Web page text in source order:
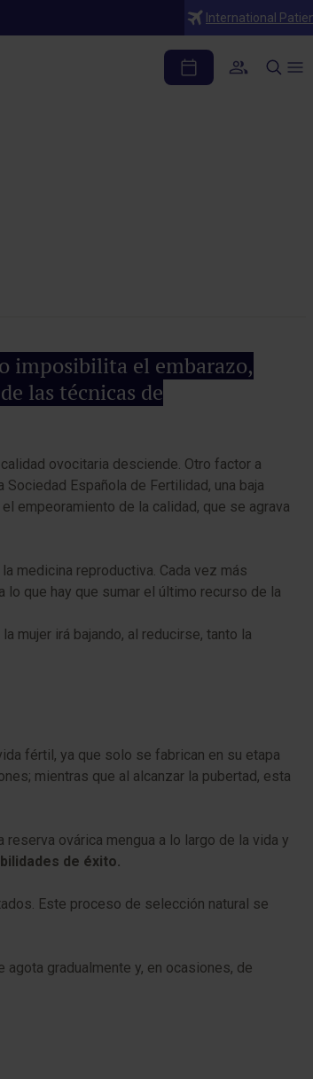
International
las ganas de
imposibilita el embarazo,
las técnicas de
ovocitaria desciende. Otro factor a
Española de Fertilidad, una baja
empeoramiento de la calidad, que se agrava
medicina reproductiva. Cada vez más
que hay que sumar el último recurso de la
mujer irá bajando, al reducirse, tanto la
fértil, ya que solo se fabrican en su etapa
mientras que al alcanzar la pubertad, esta
ovárica mengua a lo largo de la vida y
de éxito.
Este proceso de selección natural se
agota gradualmente y, en ocasiones, de